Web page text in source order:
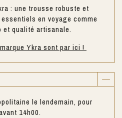
: une trousse robuste et
en voyage comme
et qualité artisanale.
Ykra sont par ici !
le lendemain, pour
14h00.